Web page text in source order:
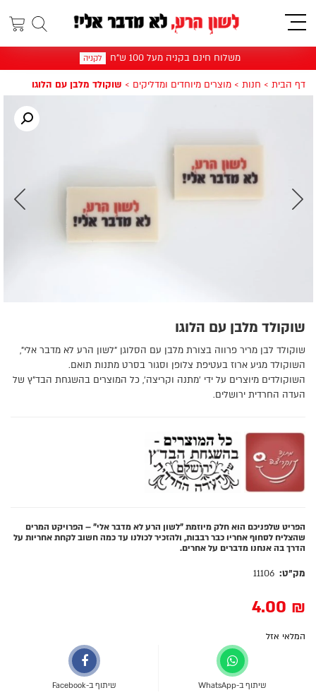
תפריט
משלוח חינם בקניה מעל 100 ש"ח לקניה
דף הבית > חנות > מוצרים מיוחדים ומדליקים > שוקולד מלבן עם הלוגו
שוקולד מלבן עם הלוגו
שוקולד לבן מריר פרווה בצורת מלבן עם הסלוגן "לשון הרע לא מדבר אלי",
השוקולד מגיע ארוז בעטיפת צלופן וסגור בסרט מתנות תואם.
השוקולדים מיוצרים על ידי 'מתנה וקריצה', כל המוצרים בהשגחת הבד"ץ של
העדה החרדית ירושלים.
הפריט שלפניכם הוא חלק מיוזמת "לשון הרע לא מדבר אלי" – הפרויקט המרים
שהצליח לסחוף אחריו כבר רבבות, ולהזכיר לכולנו עד כמה חשוב לקחת אחריות על
הדרך בה אנחנו מדברים על אחרים.
מק"ט: 11106
4.00 ₪
המלאי אזל
שיתוף ב-WhatsApp שיתוף ב-Facebook